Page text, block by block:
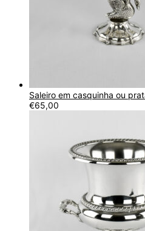
Saleiro em casquinha ou
€65,00